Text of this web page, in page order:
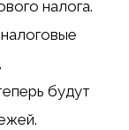
налога.
будут